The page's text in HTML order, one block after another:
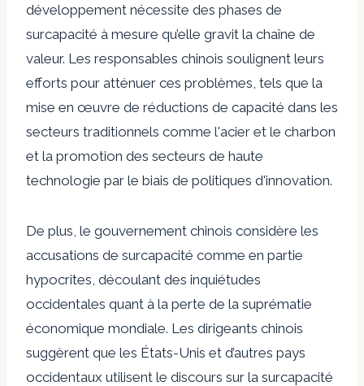
développement nécessite des phases de
surcapacité à mesure qu’elle gravit la chaîne de
valeur. Les responsables chinois soulignent leurs
efforts pour atténuer ces problèmes, tels que la
mise en œuvre de réductions de capacité dans les
secteurs traditionnels comme l'acier et le charbon
et la promotion des secteurs de haute
technologie par le biais de politiques d'innovation.
De plus, le gouvernement chinois considère les
accusations de surcapacité comme en partie
hypocrites, découlant des inquiétudes
occidentales quant à la perte de la suprématie
économique mondiale. Les dirigeants chinois
suggèrent que les États-Unis et d’autres pays
occidentaux utilisent le discours sur la surcapacité